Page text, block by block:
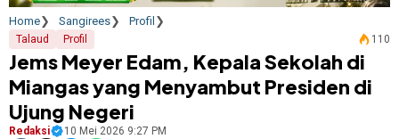
Home Sangirees Profil
Talaud Profil 110
Jems Meyer Edam, Kepala Sekolah di
Miangas yang Menyambut Presiden di
Ujung Negeri
Redaksi 10 Mei 2026 9:27 PM